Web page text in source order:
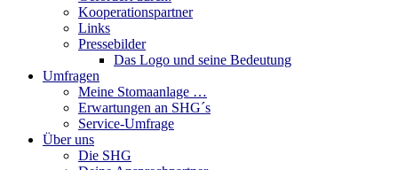
Kooperationspartner
Links
Pressebilder
Das Logo und seine Bedeutung
Umfragen
Meine Stomaanlage …
Erwartungen an SHG´s
Service-Umfrage
Über uns
Die SHG